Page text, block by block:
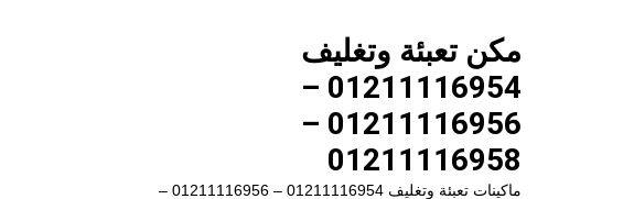
مكن تعبئة وتغليف
01211116954 –
01211116956 –
01211116958
ماكينات تعبئة وتغليف 01211116954 – 01211116956 –